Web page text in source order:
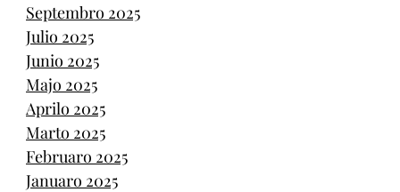
Septembro 2025
Julio 2025
Junio 2025
Majo 2025
Aprilo 2025
Marto 2025
Februaro 2025
Januaro 2025